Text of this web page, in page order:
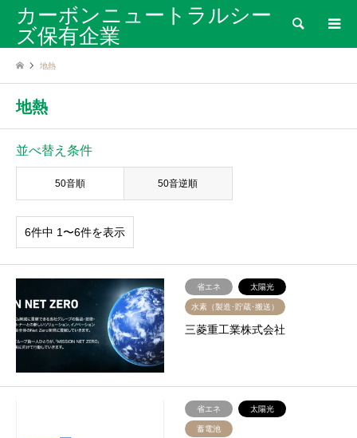
カーボンニュートラルシー
ズ保有企業
検索
地熱
地熱
並べ替え条件
50音順 50音逆順
6件中 1〜6件を表示
省エネ 太陽光
水素（製造･貯蔵･搬送）
三菱重工業株式会社
省エネ 太陽光
蓄電池